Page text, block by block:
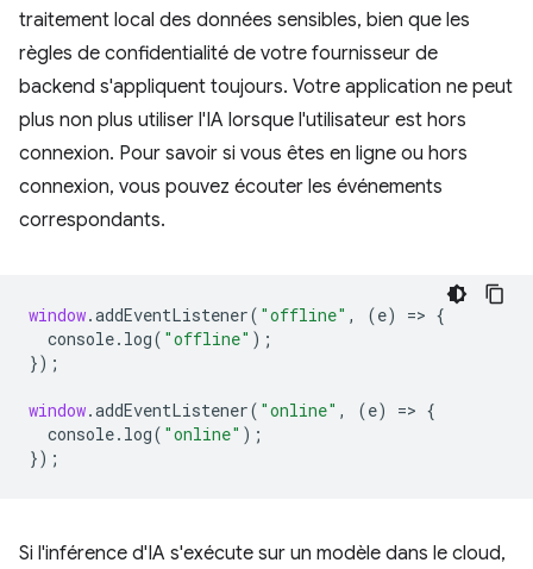
traitement local des données sensibles, bien que les
règles de confidentialité de votre fournisseur de
backend s'appliquent toujours. Votre application ne peut
plus non plus utiliser l'IA lorsque l'utilisateur est hors
connexion. Pour savoir si vous êtes en ligne ou hors
connexion, vous pouvez écouter les événements
correspondants.
window.addEventListener( "offline" , (e) => {
console. log( "offline" );
});
window.addEventListener( "online" , (e) => {
console. log( "online" );
});
Si l'inférence d'IA s'exécute sur un modèle dans le cloud,